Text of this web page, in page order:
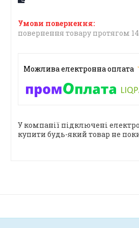
повернення товару протягом
У компанії підключені
купити будь-який товар не